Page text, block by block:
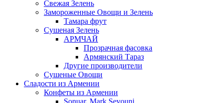
Свежая Зелень
Замороженные Овощи и Зелень
Тамара фрут
Сушеная Зелень
АРМЧАЙ
Прозрачная фасовка
Армянский Тараз
Другие производители
Сушеные Овощи
Сладости из Армении
Конфеты из Армении
Sonuar. Mark Sevouni